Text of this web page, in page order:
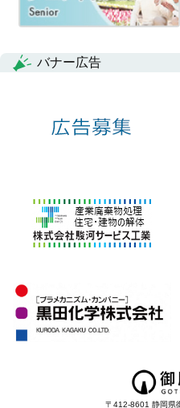
バナー広告
〒412-8601 静岡県